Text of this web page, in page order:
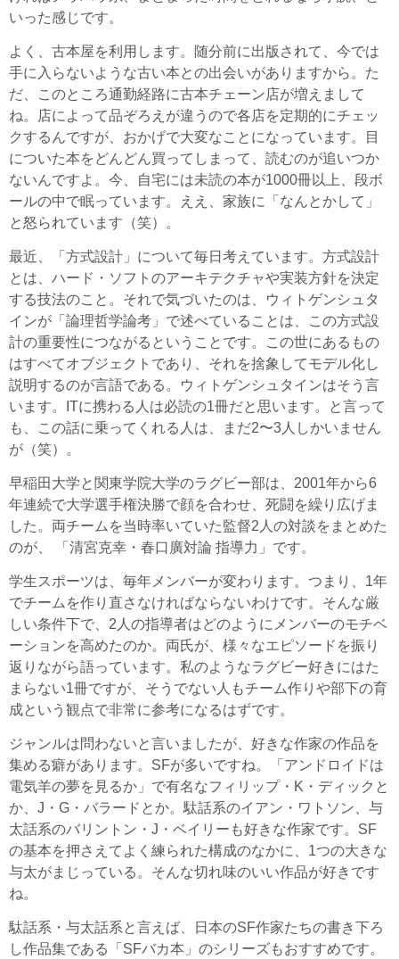
いった感じです。
よく、古本屋を利用します。随分前に出版されて、今では
手に入らないような古い本との出会いがありますから。た
だ、このところ通勤経路に古本チェーン店が増えまして
ね。店によって品ぞろえが違うので各店を定期的にチェッ
クするんですが、おかげで大変なことになっています。目
についた本をどんどん買ってしまって、読むのが追いつか
ないんですよ。今、自宅には未読の本が1000冊以上、段ボ
ールの中で眠っています。ええ、家族に「なんとかして」
と怒られています（笑）。
最近、「方式設計」について毎日考えています。方式設計
とは、ハード・ソフトのアーキテクチャや実装方針を決定
する技法のこと。それで気づいたのは、ウィトゲンシュタ
インが「論理哲学論考」で述べていることは、この方式設
計の重要性につながるということです。この世にあるもの
はすべてオブジェクトであり、それを捨象してモデル化し
説明するのが言語である。ウィトゲンシュタインはそう言
います。ITに携わる人は必読の1冊だと思います。と言って
も、この話に乗ってくれる人は、まだ2〜3人しかいません
が（笑）。
早稲田大学と関東学院大学のラグビー部は、2001年から6
年連続で大学選手権決勝で顔を合わせ、死闘を繰り広げま
した。両チームを当時率いていた監督2人の対談をまとめた
のが、 「清宮克幸・春口廣対論 指導力」です。
学生スポーツは、毎年メンバーが変わります。つまり、1年
でチームを作り直さなければならないわけです。そんな厳
しい条件下で、2人の指導者はどのようにメンバーのモチベ
ーションを高めたのか。両氏が、様々なエピソードを振り
返りながら語っています。私のようなラグビー好きにはた
まらない1冊ですが、そうでない人もチーム作りや部下の育
成という観点で非常に参考になるはずです。
ジャンルは問わないと言いましたが、好きな作家の作品を
集める癖があります。SFが多いですね。「アンドロイドは
電気羊の夢を見るか」で有名なフィリップ・K・ディックと
か、J・G・バラードとか。駄話系のイアン・ワトソン、与
太話系のバリントン・J・ベイリーも好きな作家です。SF
の基本を押さえてよく練られた構成のなかに、1つの大きな
与太がまじっている。そんな切れ味のいい作品が好きです
ね。
駄話系・与太話系と言えば、日本のSF作家たちの書き下ろ
し作品集である「SFバカ本」のシリーズもおすすめです。